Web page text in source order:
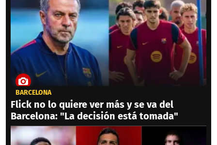
BARCELONA
Flick no lo quiere ver más y se va del
Barcelona: "La decisión está tomada"